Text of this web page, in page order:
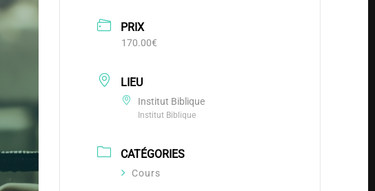
PRIX
170.00€
LIEU
Institut Biblique
Institut Biblique
CATÉGORIES
Cours